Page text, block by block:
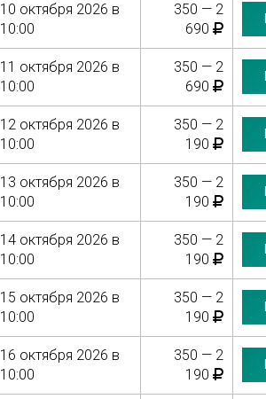
10 октября 2026 в
10:00
350 — 2
690
11 октября 2026 в
10:00
350 — 2
690
12 октября 2026 в
10:00
350 — 2
190
13 октября 2026 в
10:00
350 — 2
190
14 октября 2026 в
10:00
350 — 2
190
15 октября 2026 в
10:00
350 — 2
190
16 октября 2026 в
10:00
350 — 2
190